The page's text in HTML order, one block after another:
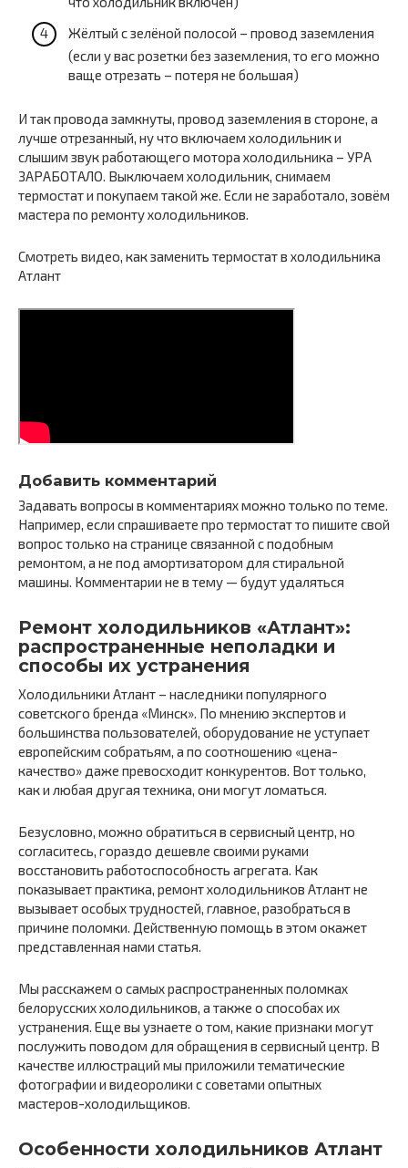
Жёлтый с зелёной полосой – провод заземления
(если у вас розетки без заземления, то его можно
ваще отрезать – потеря не большая)
И так провода замкнуты, провод заземления в стороне, а
лучше отрезанный, ну что включаем холодильник и
слышим звук работающего мотора холодильника – УРА
ЗАРАБОТАЛО. Выключаем холодильник, снимаем
термостат и покупаем такой же. Если не заработало, зовём
мастера по ремонту холодильников.
Смотреть видео, как заменить термостат в холодильника
Атлант
Добавить комментарий
Задавать вопросы в комментариях можно только по теме.
Например, если спрашиваете про термостат то пишите свой
вопрос только на странице связанной с подобным
ремонтом, а не под амортизатором для стиральной
машины. Комментарии не в тему — будут удаляться
Ремонт холодильников «Атлант»:
распространенные неполадки и
способы их устранения
Холодильники Атлант – наследники популярного
советского бренда «Минск». По мнению экспертов и
большинства пользователей, оборудование не уступает
европейским собратьям, а по соотношению «цена-
качество» даже превосходит конкурентов. Вот только,
как и любая другая техника, они могут ломаться.
Безусловно, можно обратиться в сервисный центр, но
согласитесь, гораздо дешевле своими руками
восстановить работоспособность агрегата. Как
показывает практика, ремонт холодильников Атлант не
вызывает особых трудностей, главное, разобраться в
причине поломки. Действенную помощь в этом окажет
представленная нами статья.
Мы расскажем о самых распространенных поломках
белорусских холодильников, а также о способах их
устранения. Еще вы узнаете о том, какие признаки могут
послужить поводом для обращения в сервисный центр. В
качестве иллюстраций мы приложили тематические
фотографии и видеоролики с советами опытных
мастеров-холодильщиков.
Особенности холодильников Атлант